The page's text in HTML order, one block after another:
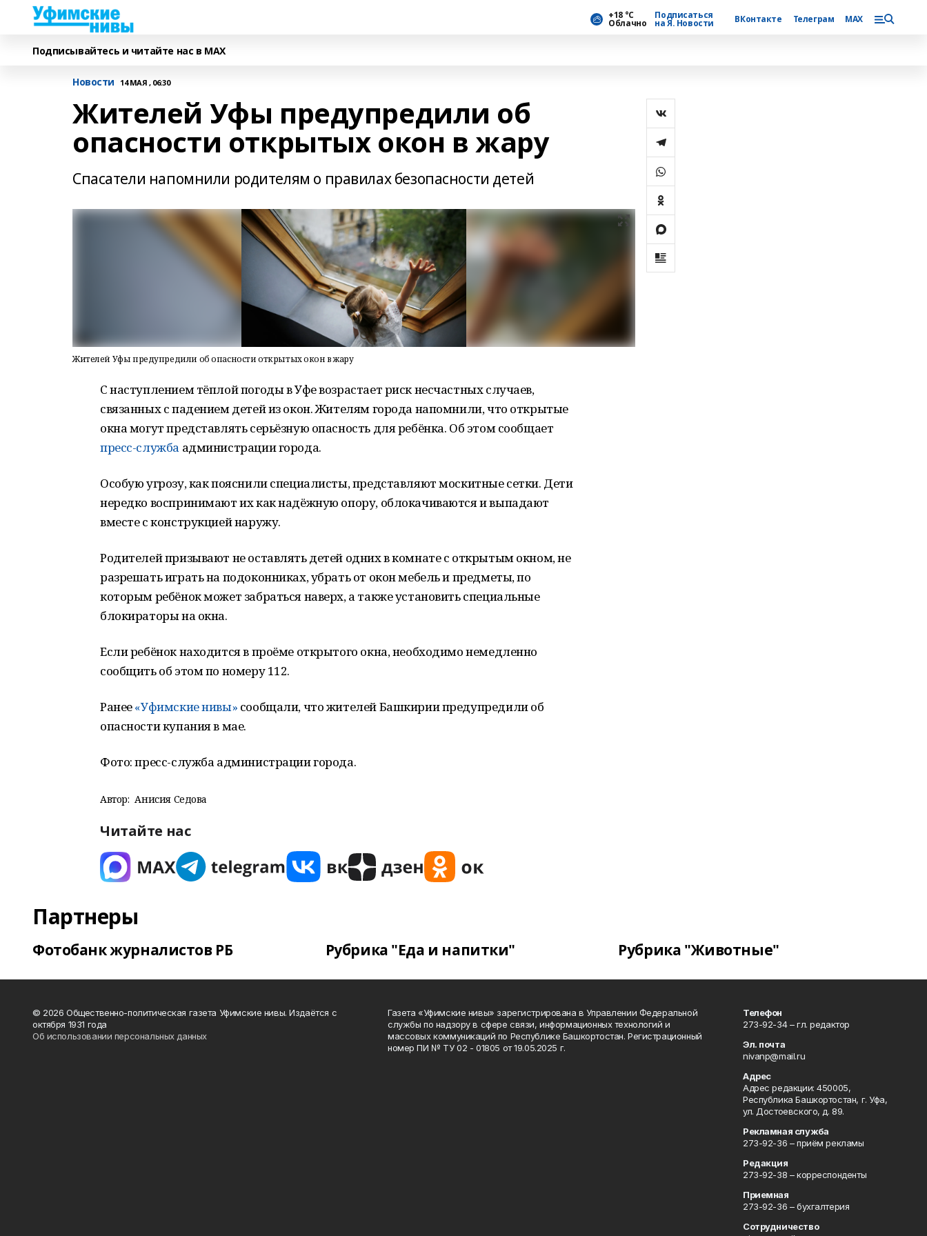
+18 °С
Облачно
Подписаться
на Я. Новости ВКонтакте Телеграм MAX
Подписывайтесь и читайте нас в MAX
Новости 14 МАЯ , 06:30
Жителей Уфы предупредили об
опасности открытых окон в жару
Спасатели напомнили родителям о правилах безопасности детей
Жителей Уфы предупредили об опасности открытых окон в жару
С наступлением тёплой погоды в Уфе возрастает риск несчастных случаев,
связанных с падением детей из окон. Жителям города напомнили, что открытые
окна могут представлять серьёзную опасность для ребёнка. Об этом сообщает
пресс-служба администрации города.
Особую угрозу, как пояснили специалисты, представляют москитные сетки. Дети
нередко воспринимают их как надёжную опору, облокачиваются и выпадают
вместе с конструкцией наружу.
Родителей призывают не оставлять детей одних в комнате с открытым окном, не
разрешать играть на подоконниках, убрать от окон мебель и предметы, по
которым ребёнок может забраться наверх, а также установить специальные
блокираторы на окна.
Если ребёнок находится в проёме открытого окна, необходимо немедленно
сообщить об этом по номеру 112.
Ранее«Уфимские нивы» сообщали, что жителей Башкирии предупредили об
опасности купания в мае.
Фото: пресс-служба администрации города.
Автор: Анисия Седова
Читайте нас
Партнеры
Фотобанк журналистов РБ Рубрика "Еда и напитки" Рубрика "Животные"
© 2026 Общественно-политическая газета Уфимские нивы. Издаётся с
октября 1931 года
Об использовании персональных данных
Газета «Уфимские нивы» зарегистрирована в Управлении Федеральной
службы по надзору в сфере связи, информационных технологий и
массовых коммуникаций по Республике Башкортостан. Регистрационный
номер ПИ № ТУ 02 - 01805 от 19.05.2025 г.
Телефон
273-92-34 – гл. редактор
Эл. почта
nivanp@mail.ru
Адрес
Адрес редакции: 450005,
Республика Башкортостан, г. Уфа,
ул. Достоевского, д. 89.
Рекламная служба
273-92-36 – приём рекламы
Редакция
273-92-38 – корреспонденты
Приемная
273-92-36 – бухгалтерия
Сотрудничество